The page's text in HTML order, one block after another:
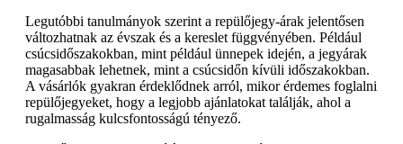
Legutóbbi tanulmányok szerint a repülőjegy-árak jelentősen
változhatnak az évszak és a kereslet függvényében. Például
csúcsidőszakokban, mint például ünnepek idején, a jegyárak
magasabbak lehetnek, mint a csúcsidőn kívüli időszakokban.
A vásárlók gyakran érdeklődnek arról, mikor érdemes foglalni
repülőjegyeket, hogy a legjobb ajánlatokat találják, ahol a
rugalmasság kulcsfontosságú tényező.